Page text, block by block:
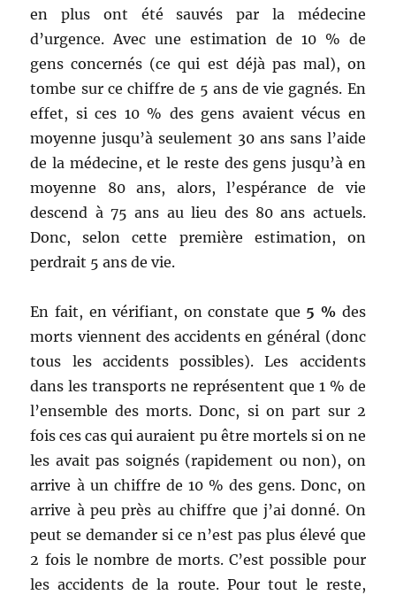
en plus ont été sauvés par la médecine
d’urgence. Avec une estimation de 10 % de
gens concernés (ce qui est déjà pas mal), on
tombe sur ce chiffre de 5 ans de vie gagnés. En
effet, si ces 10 % des gens avaient vécus en
moyenne jusqu’à seulement 30 ans sans l’aide
de la médecine, et le reste des gens jusqu’à en
moyenne 80 ans, alors, l’espérance de vie
descend à 75 ans au lieu des 80 ans actuels.
Donc, selon cette première estimation, on
perdrait 5 ans de vie.
En fait, en vérifiant, on constate que 5 % des
morts viennent des accidents en général (donc
tous les accidents possibles). Les accidents
dans les transports ne représentent que 1 % de
l’ensemble des morts. Donc, si on part sur 2
fois ces cas qui auraient pu être mortels si on ne
les avait pas soignés (rapidement ou non), on
arrive à un chiffre de 10 % des gens. Donc, on
arrive à peu près au chiffre que j’ai donné. On
peut se demander si ce n’est pas plus élevé que
2 fois le nombre de morts. C’est possible pour
les accidents de la route. Pour tout le reste,